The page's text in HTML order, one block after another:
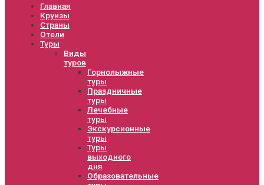
Главная
Круизы
Страны
Отели
Туры
Виды
туров
Горнолыжные
туры
Праздничные
туры
Лечебные
туры
Экскурсионные
туры
Туры
выходного
дня
Образовательные